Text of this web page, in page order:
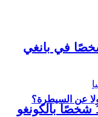
جماعة مرتبطة بـ”داعش” تقتل 13 شخصًا بالكونغو